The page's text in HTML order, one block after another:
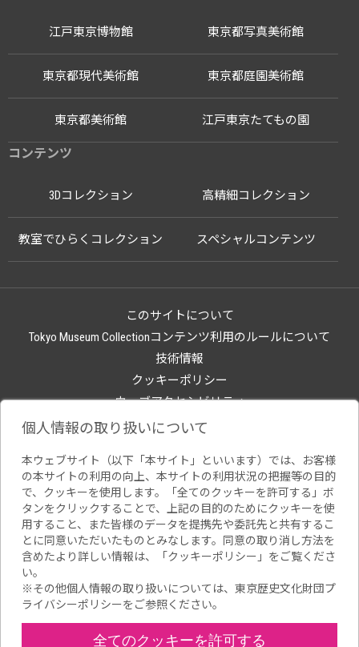
江戸東京博物館
江戸東京たてもの園
東京都写真美術館
東京都現代美術館 東京都庭園美術館
東京都美術館
コンテンツ
3Dコレクション 高精細コレクション
教室でひらくコレクション スペシャルコンテンツ
このサイトについて
Tokyo Museum Collectionコンテンツ利用のルールについて
技術情報
クッキーポリシー
ウェブアクセシビリティ
関連サイト
Copyright(C) Tokyo Metropolitan Foundation for History and Culture.All
個人情報の取り扱いについて
本ウェブサイト（以下「本サイト」といいます）では、お客様
の本サイトの利用の向上、本サイトの利用状況の把握等の目的
で、クッキーを使用します。「全てのクッキーを許可する」ボ
タンをクリックすることで、上記の目的のためにクッキーを使
用すること、また皆様のデータを提携先や委託先と共有するこ
とに同意いただいたものとみなします。同意の取り消し方法を
含めたより詳しい情報は、「 クッキーポリシー 」をご覧くださ
い。
※その他個人情報の取り扱いについては、 東京歴史文化財団プ
ライバシーポリシーをご参照ください。
全てのクッキーを許可する